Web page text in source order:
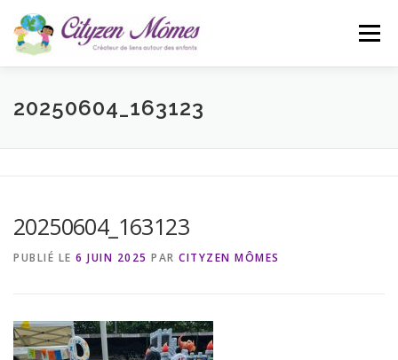
contenu
Menu
ACCUEIL L’ASSOCIATION
20250604_163123
20250604_163123
PUBLIÉ LE 6 JUIN 2025 PAR CITYZEN MÔMES